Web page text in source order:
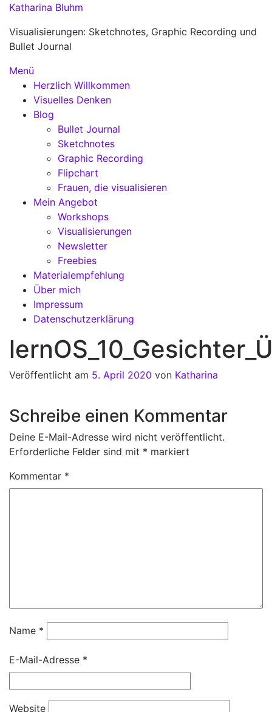
Zum
springen
Katharina Bluhm
Visualisierungen: Sketchnotes, Graphic Recording und
Bullet Journal
Menü
Herzlich Willkommen
Visuelles Denken
Blog
Bullet Journal
Sketchnotes
Graphic Recording
Flipchart
Frauen, die visualisieren
Mein Angebot
Workshops
Visualisierungen
Newsletter
Freebies
Materialempfehlung
Über mich
Impressum
Datenschutzerklärung
Veröffentlicht am 5. April 2020 von Katharina
Schreibe einen Kommentar
Deine E-Mail-Adresse wird nicht veröffentlicht.
Erforderliche Felder sind mit * markiert
Kommentar *
Name *
E-Mail-Adresse *
Website